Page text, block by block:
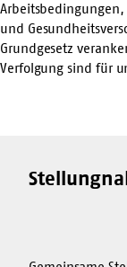
und
Grundgesetz
Verfolgung sind für